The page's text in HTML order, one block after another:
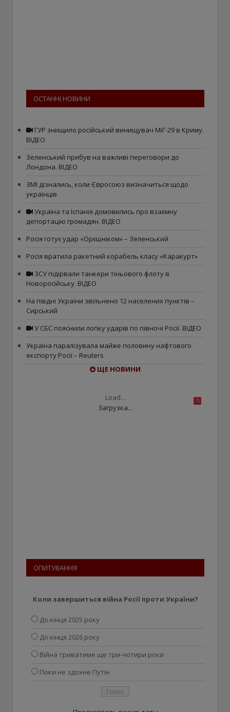
ОСТАННІ НОВИНИ
ГУР знищило російський винищувач МіГ-29 в Криму.
ВІДЕО
Зеленський прибув на важливі переговори до
Лондона. ВІДЕО
ЗМІ дізнались, коли Євросоюз визначиться щодо
українців
Україна та Іспанія домовились про взаємну
депортацію громадян. ВІДЕО
Росія готує удар «Орєшніком» – Зеленський
Росія вратила ракетний корабель класу «Каракурт»
ЗСУ підірвали танкери тіньового флоту в
Новоросійську. ВІДЕО
На півдні України звільнено 12 населених пунктів –
Сирський
У СБС пояснили логіку ударів по півночі Росії. ВІДЕО
Україна паралізувала майже половину нафтового
експорту Росії – Reuters
ЩЕ НОВИНИ
Load...
Загрузка...
ОПИТУВАННЯ
Коли завершиться війна Росії проти України?
До кінця 2025 року
До кінця 2026 року
Війна триватиме ще три-чотири роки
Поки не здохне Путін